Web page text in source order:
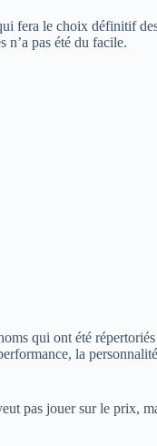
fera le choix définitif
n’a pas été du facile.
qui ont été
la
pas jouer sur le prix,